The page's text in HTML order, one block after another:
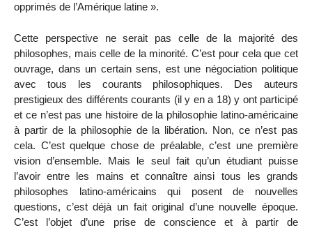
opprimés de l’Amérique latine ».
Cette perspective ne serait pas celle de la majorité des
philosophes, mais celle de la minorité. C’est pour cela que cet
ouvrage, dans un certain sens, est une négociation politique
avec tous les courants philosophiques. Des auteurs
prestigieux des différents courants (il y en a 18) y ont participé
et ce n’est pas une histoire de la philosophie latino-américaine
à partir de la philosophie de la libération. Non, ce n’est pas
cela. C’est quelque chose de préalable, c’est une première
vision d’ensemble. Mais le seul fait qu’un étudiant puisse
l’avoir entre les mains et connaître ainsi tous les grands
philosophes latino-américains qui posent de nouvelles
questions, c’est déjà un fait original d’une nouvelle époque.
C’est l’objet d’une prise de conscience et à partir de